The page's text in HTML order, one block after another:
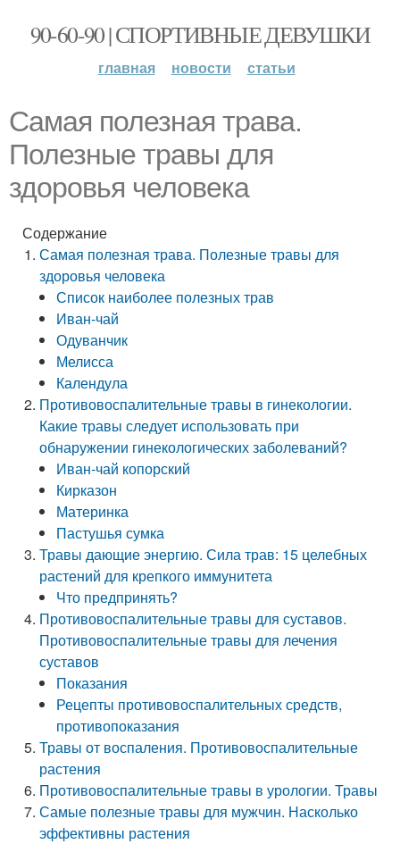
90-60-90 | СПОРТИВНЫЕ ДЕВУШКИ
главная новости статьи
Самая полезная трава.
Полезные травы для
здоровья человека
Содержание
Самая полезная трава. Полезные травы для
здоровья человека
Список наиболее полезных трав
Иван-чай
Одуванчик
Мелисса
Календула
Противовоспалительные травы в гинекологии.
Какие травы следует использовать при
обнаружении гинекологических заболеваний?
Иван-чай копорский
Кирказон
Материнка
Пастушья сумка
Травы дающие энергию. Сила трав: 15 целебных
растений для крепкого иммунитета
Что предпринять?
Противовоспалительные травы для суставов.
Противовоспалительные травы для лечения
суставов
Показания
Рецепты противовоспалительных средств,
противопоказания
Травы от воспаления. Противовоспалительные
растения
Противовоспалительные травы в урологии. Травы
Самые полезные травы для мужчин. Насколько
эффективны растения